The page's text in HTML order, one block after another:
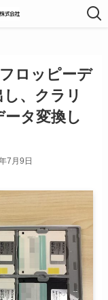
ロッピーデ
、クラリ
タ変換し
7月9日